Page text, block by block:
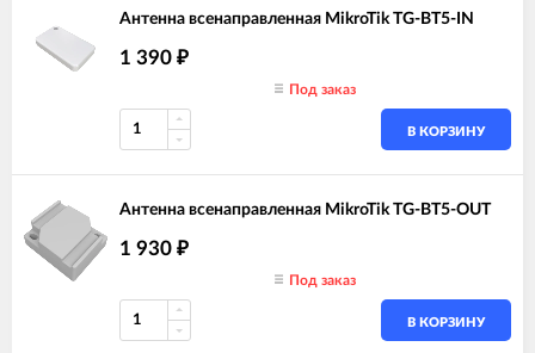
Антенна всенаправленная MikroTik TG-BT5-IN
1 390 ₽
Под заказ
В КОРЗИНУ
Антенна всенаправленная MikroTik TG-BT5-OUT
1 930 ₽
Под заказ
В КОРЗИНУ